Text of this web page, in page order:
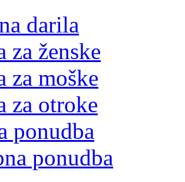
darila
za ženske
za moške
za otroke
ponudba
ponudba